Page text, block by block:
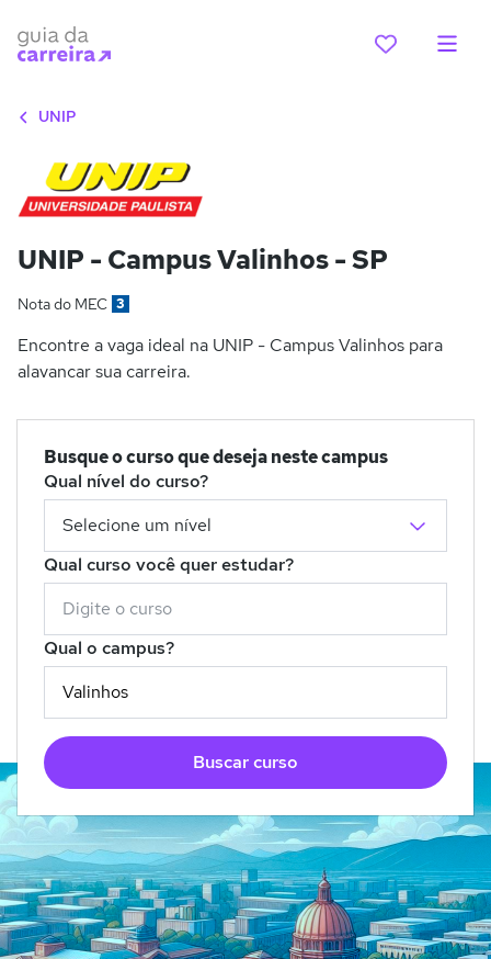
UNIP
UNIP - Campus Valinhos - SP
Nota do MEC 3
Encontre a vaga ideal na UNIP - Campus Valinhos para
alavancar sua carreira.
Busque o curso que deseja neste campus
Qual nível do curso?
Qual curso você quer estudar?
Qual o campus?
Buscar curso